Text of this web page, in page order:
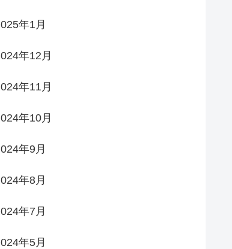
年1月
年12月
年11月
年10月
年9月
年8月
年7月
年5月